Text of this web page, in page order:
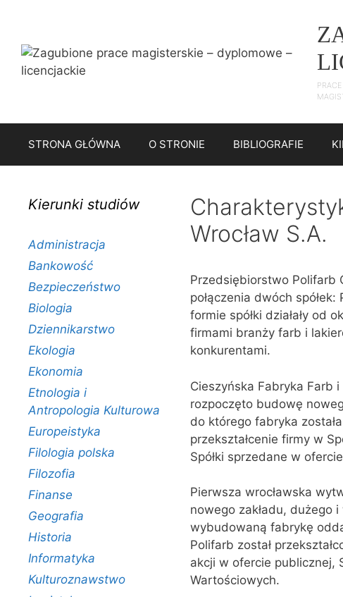
treści
STRONA GŁÓWNA O STRONIE BIBLIOGRAFIE
Wrocław S.A.
Przedsiębiorstwo Polifarb
połączenia dwóch
formie spółki działały od
firmami branży farb i
konkurentami.
Cieszyńska Fabryka Farb
rozpoczęto budowę
do którego fabryka
przekształcenie firmy w
Spółki sprzedane w
Pierwsza wrocławska
nowego zakładu, dużego
wybudowaną fabrykę
Polifarb został
akcji w ofercie publicznej,
Wartościowych.
Kierunki studiów
Administracja
Bankowość
Bezpieczeństwo
Biologia
Dziennikarstwo
Ekologia
Ekonomia
Etnologia i
Antropologia Kulturowa
Europeistyka
Filologia polska
Filozofia
Finanse
Geografia
Historia
Informatyka
Kulturoznawstwo